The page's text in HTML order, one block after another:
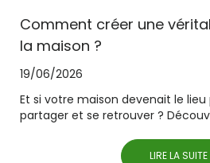
Comment créer une
la maison ?
19/06/2026
Et si votre maison devenait le
partager et se retrouver ?
LIRE LA SUITE